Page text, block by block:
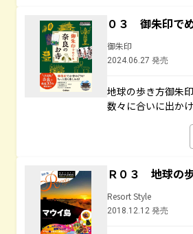
０３ 御朱印で
御朱印
2024.06.27 発売
地球の歩き方御朱
数々に合いに出か
Ｒ０３ 地球の
Resort Style
2018.12.12 発売